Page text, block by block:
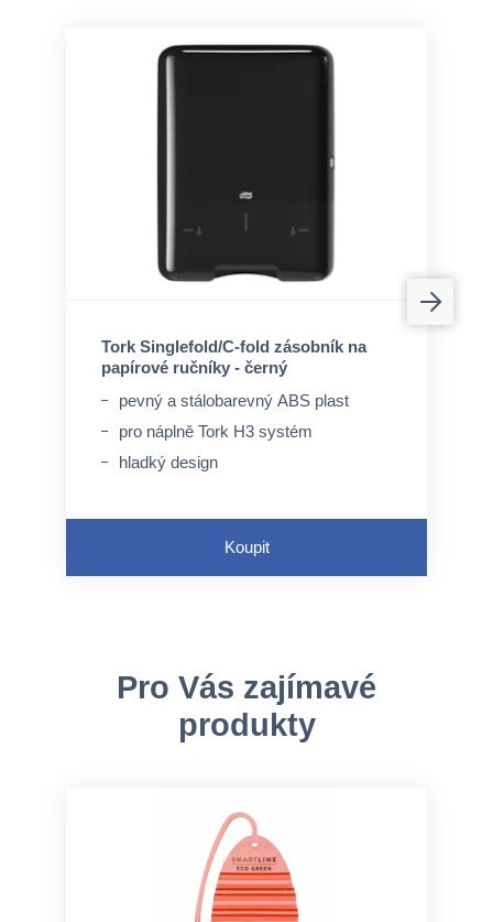
Tork Singlefold/C-fold zásobník na
papírové ručníky - černý
pevný a stálobarevný ABS plast
pro náplně Tork H3 systém
hladký design
Koupit
Pro Vás zajímavé
produkty